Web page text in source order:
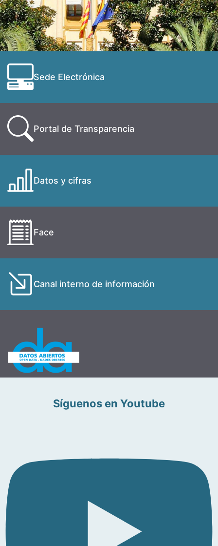
Sede Electrónica
Portal de Transparencia
Datos y cifras
Face
Canal interno de información
Síguenos en Youtube